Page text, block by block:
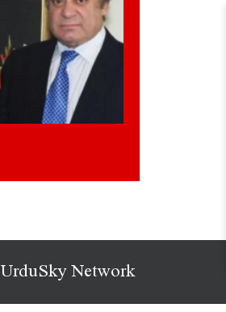
UrduSky Network